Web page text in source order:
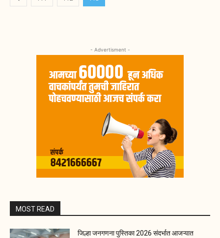
- Advertisment -
MOST READ
जिल्हा जनगणना पुस्तिका 2026 संदर्भात आजऱ्यात